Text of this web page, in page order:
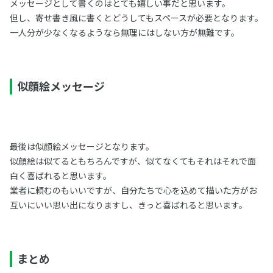
メッセージとして書くのはとても嬉しい事だと思います。
但し、寄せ書き風に書くとどうしてもスペースが必要となります。
一人分が少なくなるようなら無理にはしない方が無難です。
似顔絵メッセージ
最後は似顔絵メッセージとなります。
似顔絵は似てるともちろんですが、似てなくてもそれはそれで面
白く喜ばれると思います。
業者に頼むのもいいですが、自分たちで心を込めて描いた方がお
互いにいい思い出になりますし、きっと喜ばれると思います。
まとめ